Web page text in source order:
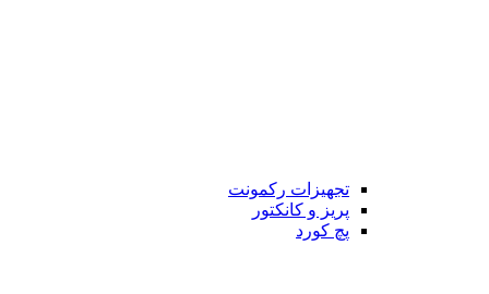
تجهیزات رکمونت
پریز و کانکتور
پچ کورد